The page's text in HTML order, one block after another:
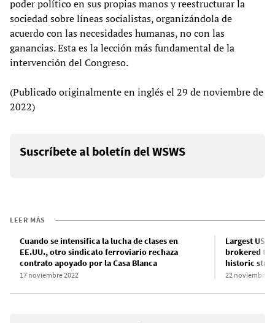
poder político en sus propias manos y reestructurar la
sociedad sobre líneas socialistas, organizándola de
acuerdo con las necesidades humanas, no con las
ganancias. Esta es la lección más fundamental de la
intervención del Congreso.
(Publicado originalmente en inglés el 29 de noviembre de
2022)
Suscríbete al boletín del WSWS
LEER MÁS
Cuando se intensifica la lucha de clases en
EE.UU., otro sindicato ferroviario rechaza
contrato apoyado por la Casa Blanca
17 noviembre 2022
Largest US
brokered
historic
22 noviembre